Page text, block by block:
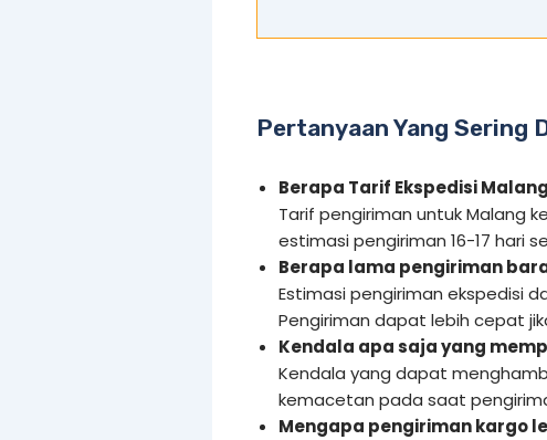
Pertanyaan Yang Sering
Berapa Tarif Ekspedisi
Tarif pengiriman untuk Malang
estimasi pengiriman 16-17 hari
Berapa lama pengiriman
Estimasi pengiriman ekspedisi
Pengiriman dapat lebih cepat
Kendala apa saja yang
Kendala yang dapat
kemacetan pada saat
Mengapa pengiriman kargo